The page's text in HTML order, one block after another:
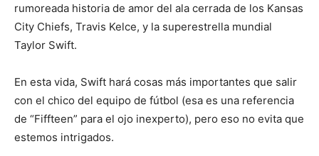
rumoreada historia de amor del ala cerrada de los Kansas
City Chiefs, Travis Kelce, y la superestrella mundial
Taylor Swift.
En esta vida, Swift hará cosas más importantes que salir
con el chico del equipo de fútbol (esa es una referencia
de “Fiffteen” para el ojo inexperto), pero eso no evita que
estemos intrigados.